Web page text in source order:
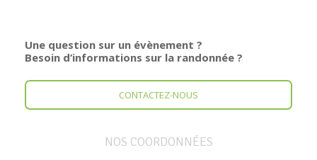
Une question sur un évènement ?
Besoin d’informations sur la randonnée ?
CONTACTEZ-NOUS
NOS COORDONNÉES